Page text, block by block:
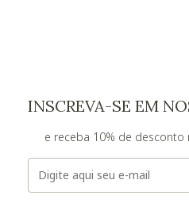
INSCREVA-SE EM
e receba 10% de